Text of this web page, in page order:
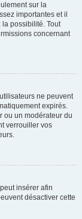
sur la
importantes et il
possibilité. Tout
concernant
ne peuvent
expirés.
ou un modérateur du
verrouiller vos
insérer afin
désactiver cette